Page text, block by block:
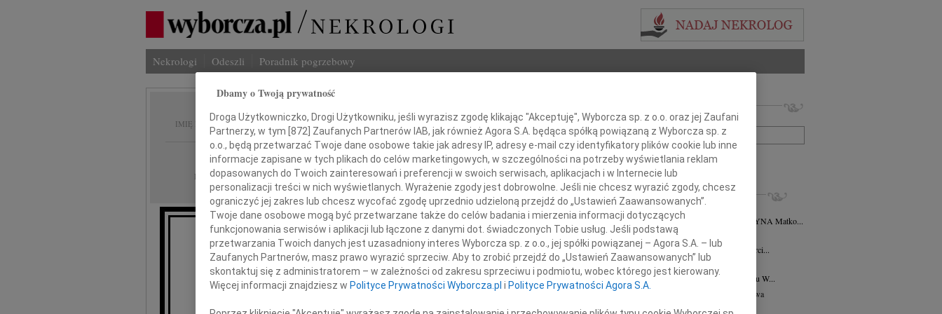
Nekrologi Odeszli Poradnik pogrzebowy
IMIĘ I NAZWISKO: Jan Kornel Paygert
REGION: Warszawa
DATA EMISJI: 27.06.2013
28 czerwca 2013 roku
mija czwarta rocznica śmierci
mojego Syna
Imię i nazwisko lub numer ogłoszenia:
+ szukanie zaawansowane
INNE NEKROLOGI
Marianna Brożyna 30.05.2022
W 5 rocznicę odejścia MARIANNA BROŻYNA Matko...
Anna Chodorowska26.03.2016
30 marca 2016 roku minie 26. rocznica śmierci...
Leon Guz
10.12.2014
10 grudnia 1914 roku - 10 grudnia 2014 roku W...
Jadwiga Wanda Zanussi
Warszawa
W 10. rocznicę śmierci Jadwigi Wandy z...
Dbamy o Twoją prywatność
Droga Użytkowniczko, Drogi Użytkowniku, jeśli wyrazisz zgodę klikając "Akceptuję", Wyborcza sp. z o.o. oraz jej Zaufani
Partnerzy, w tym [872] Zaufanych Partnerów IAB, jak również Agora S.A. będąca spółką powiązaną z Wyborcza sp. z
o.o., będą przetwarzać Twoje dane osobowe takie jak adresy IP, adresy e-mail czy identyfikatory plików cookie lub inne
informacje zapisane w tych plikach do celów marketingowych, w szczególności na potrzeby wyświetlania reklam
dopasowanych do Twoich zainteresowań i preferencji w swoich serwisach, aplikacjach i w Internecie lub
personalizacji treści w nich wyświetlanych. Wyrażenie zgody jest dobrowolne. Jeśli nie chcesz wyrazić zgody, chcesz
ograniczyć jej zakres lub chcesz wycofać zgodę uprzednio udzieloną przejdź do „Ustawień Zaawansowanych”.
Twoje dane osobowe mogą być przetwarzane także do celów badania i mierzenia informacji dotyczących
funkcjonowania serwisów i aplikacji lub łączone z danymi dot. świadczonych Tobie usług. Jeśli podstawą
przetwarzania Twoich danych jest uzasadniony interes Wyborcza sp. z o.o., jej spółki powiązanej – Agora S.A. – lub
Zaufanych Partnerów, masz prawo wyrazić sprzeciw. Aby to zrobić przejdź do „Ustawień Zaawansowanych” lub
skontaktuj się z administratorem – w zależności od zakresu sprzeciwu i podmiotu, wobec którego jest kierowany.
Więcej informacji znajdziesz w Polityce Prywatności Wyborcza.pl i Polityce Prywatności Agora S.A.